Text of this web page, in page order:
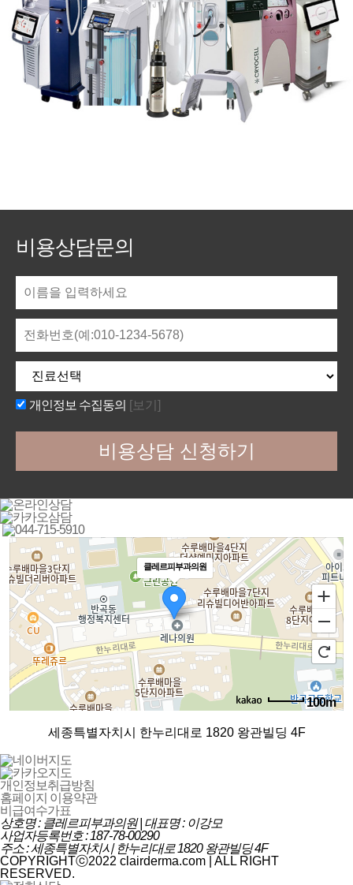
비용상담문의
개인정보 수집동의 [보기]
클레르피부과의원
100m
세종특별자치시 한누리대로 1820 왕관빌딩 4F
개인정보취급방침
홈페이지 이용약관
비급여수가표
상호명 : 클레르피부과의원 | 대표명 : 이강모
사업자등록번호 : 187-78-00290
주소 : 세종특별자치시 한누리대로 1820 왕관빌딩 4F
COPYRIGHTⓒ2022 clairderma.com | ALL RIGHT
RESERVED.